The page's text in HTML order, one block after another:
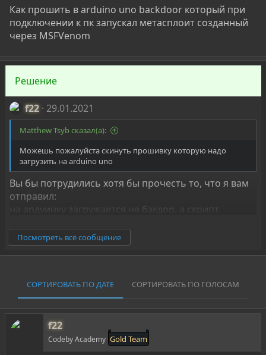
Как прошить в arduino uno backdoor который при
подключении к пк запускал метасплоит созданный
через MSFVenom
Решение
f22 29.01.2021
Matthew Tsyb сказал(а):
Можешь пожалуйста скинуть прошивку которую надо
загрузить на arduino uno
Вы бы потрудились хотя бы прочесть то, что я вам
отправил:
на ардуинку загружается не бэкдор, а скрипт,
Этот backdoor должен быть собран, загружен и
Уместить его в память ардуино не представляется
возможным.
Ну а прошивка - вот она:
Посмотреть всё сообщение
СОРТИРОВАТЬ ПО ДАТЕ СОРТИРОВАТЬ ПО ГОЛОСАМ
f22
Codeby Academy Gold Team